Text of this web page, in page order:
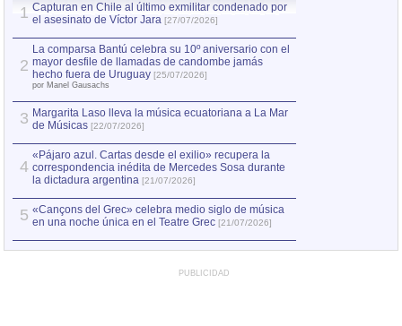
1 Capturan en Chile al último exmilitar condenado por
el asesinato de Víctor Jara [27/07/2026]
2
La comparsa Bantú celebra su 10º aniversario con el
mayor desfile de llamadas de candombe jamás
hecho fuera de Uruguay [25/07/2026]
por Manel Gausachs
3 Margarita Laso lleva la música ecuatoriana a La Mar
de Músicas [22/07/2026]
4
«Pájaro azul. Cartas desde el exilio» recupera la
correspondencia inédita de Mercedes Sosa durante
la dictadura argentina [21/07/2026]
5 «Cançons del Grec» celebra medio siglo de música
en una noche única en el Teatre Grec [21/07/2026]
PUBLICIDAD